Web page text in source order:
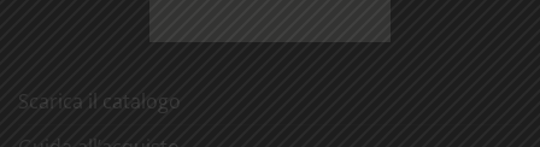
Scarica il catalogo